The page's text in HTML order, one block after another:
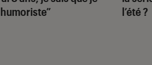
l’été ?